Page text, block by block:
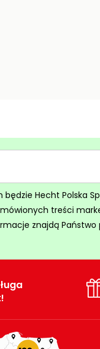
Hecht Polska
treści
znajdą Państwo